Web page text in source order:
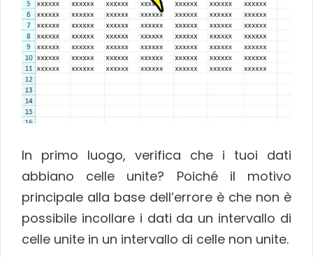
In primo luogo, verifica che i tuoi dati
abbiano celle unite? Poiché il motivo
principale alla base dell’errore è che non è
possibile incollare i dati da un intervallo di
celle unite in un intervallo di celle non unite.